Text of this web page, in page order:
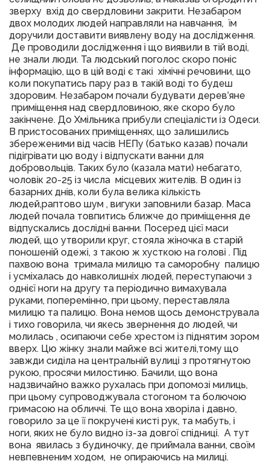
зверху вхід до свердловини закрити. Незабаром
двох молодих людей направляли на навчання, їм
доручили доставити виявлену воду на дослідження.
Де проводили дослідження і що виявили в тій воді,
не знали люди. Та людський поголос скоро поніс
інформацію, що в цій воді є такі хімічні речовини, що
коли покупатись пару раз в такій воді то будеш
здоровим. Незабаром почали будувати дерев’яне
приміщення над свердловиною, яке скоро було
закінчене. До Хмільника прибули спеціалісти із Одеси.
В пристосованих приміщеннях, що залишились
збереженими від часів НЕПу (батько казав) почали
підігрівати цю воду і відпускати ванни для
добровольців. Таких було (казала мати) небагато,
чоловік 20-25 із числа місцевих жителів. В один із
базарних днів, коли була велика кількість
людей,раптово шум , вигуки заповнили базар. Маса
людей почала товпитись ближче до приміщення де
відпускались дослідні ванни. Посеред цієї маси
людей, що утворили круг, стояла жіночка в старій
поношеній одежі, з такою ж хусткою на голові . Під
пахвою вона тримала милицю та саморобну палицю
і усміхалась до навколишніх людей, переступаючи з
однієї ноги на другу та періодично вимахувала
руками, поперемінно, при цьому, переставляла
милицю та палицю. Вона немов щось демонструвала
і тихо говорила, чи якесь звернення до людей, чи
молилась , осипаючи себе хрестом із піднятим зором
вверх. Цю жінку знали майже всі жителі,тому що
завжди сиділа на центральній вулиці з протягнутою
рукою, просячи милостиню. Бачили, що вона
надзвичайно важко рухалась при допомозі милиць,
при цьому супроводжувала стогоном та болючою
гримасою на обличчі. Те що вона хворіла і давно,
говорило за це її покручені кисті рук, та мабуть, і
ноги, яких не було видно із-за довгої спідниці. А тут
вона явилась з будиночку, де приймала ванни, своїм
невпевненим ходом, не опираючись на милиці.